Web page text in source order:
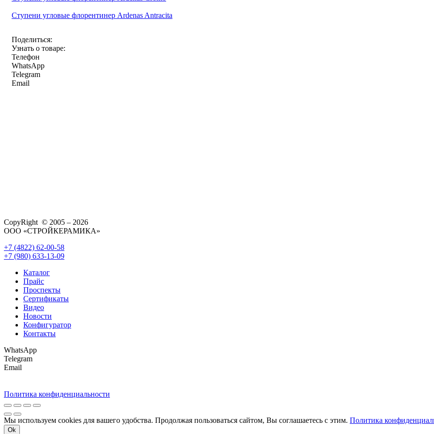
Ступени угловые флорентинер Ardenas Antracita
Поделиться:
Узнать о товаре:
Телефон
WhatsApp
Telegram
Email
CopyRight © 2005 – 2026
ООО «СТРОЙКЕРАМИКА»
+7 (4822) 62-00-58
+7 (980) 633-13-09
Каталог
Прайс
Проспекты
Сертификаты
Видео
Новости
Конфигуратор
Контакты
WhatsApp
Telegram
Email
Политика конфиденциальности
Мы используем cookies для вашего удобства. Продолжая пользоваться сайтом, Вы соглашаетесь с этим. Политика
Ok